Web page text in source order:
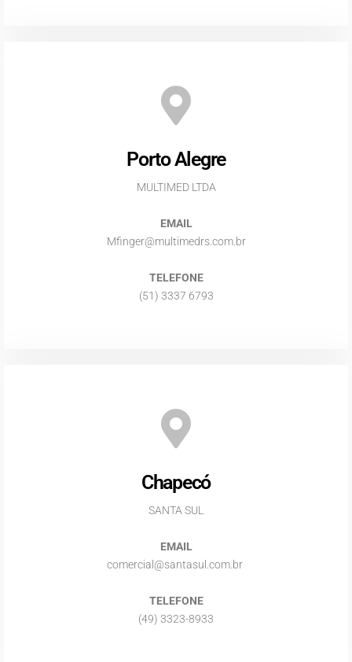
Porto Alegre
MULTIMED LTDA
EMAIL
Mfinger@multimedrs.com.br
TELEFONE
(51) 3337 6793
Chapecó
SANTA SUL
EMAIL
comercial@santasul.com.br
TELEFONE
(49) 3323-8933